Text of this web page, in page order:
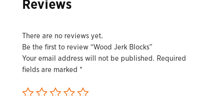
Reviews
There are no reviews yet.
Be the first to review “Wood Jerk Blocks”
Your email address will not be published. Required
fields are marked *